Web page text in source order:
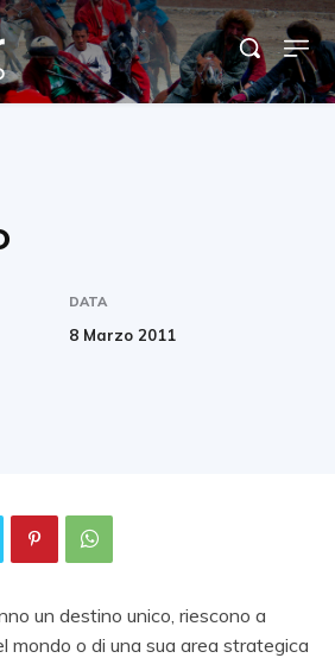
DATA
8 Marzo 2011
un destino unico, riescono a
mondo o di una sua area strategica